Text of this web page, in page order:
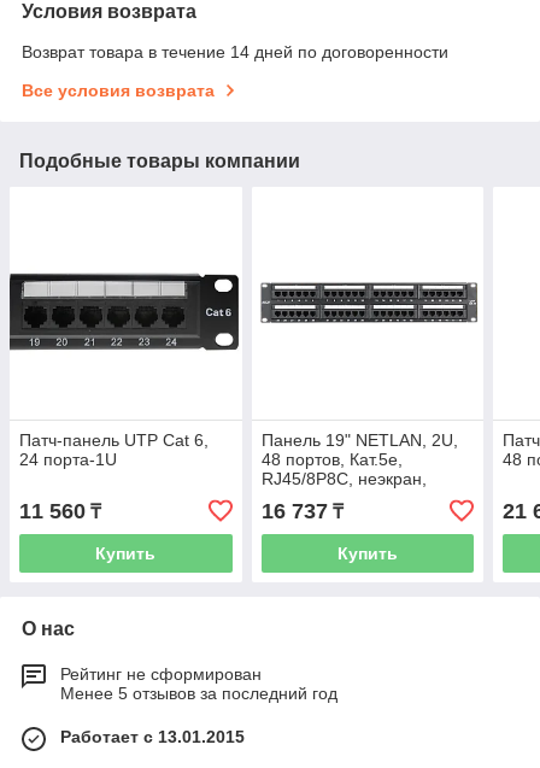
Условия возврата
Возврат товара в течение 14 дней по договоренности
Все условия возврата
Подобные товары компании
Патч-панель UTP Cat 6,
24 порта-1U
11 560 ₸
Купить
Панель 19" NETLAN, 2U,
48 портов, Кат.5e,
RJ45/8P8C, неэкран,
16 737₸
Купить
48
21
О нас
Рейтинг не сформирован
Менее 5 отзывов за последний год
Работает с 13.01.2015